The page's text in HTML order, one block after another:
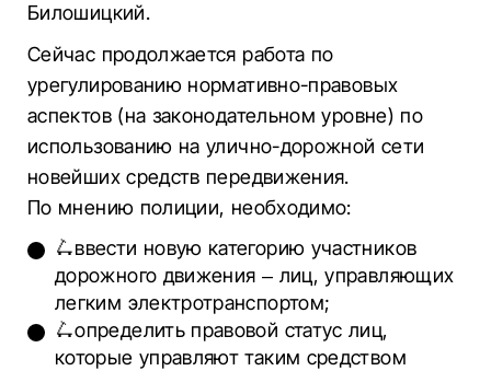
Билошицкий.
Сейчас продолжается работа по
урегулированию нормативно-правовых
аспектов (на законодательном уровне) по
использованию на улично-дорожной сети
новейших средств передвижения.
По мнению полиции, необходимо:
🛴ввести новую категорию участников
дорожного движения – лиц, управляющих
легким электротранспортом;
🛴определить правовой статус лиц,
которые управляют таким средством